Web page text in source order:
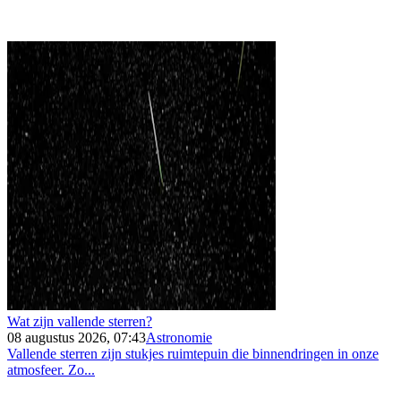
Wat zijn vallende sterren?
08 augustus 2026, 07:43Astronomie
Vallende sterren zijn stukjes ruimtepuin die binnendringen in onze
atmosfeer. Zo...